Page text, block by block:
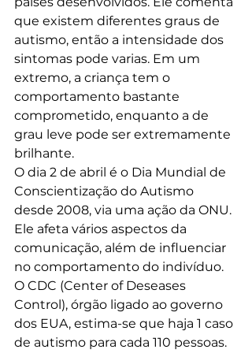
que existem diferentes graus de
autismo, então a intensidade dos
sintomas pode varias. Em um
extremo, a criança tem o
comportamento bastante
comprometido, enquanto a de
grau leve pode ser extremamente
brilhante.
O dia 2 de abril é o Dia Mundial de
Conscientização do Autismo
desde 2008, via uma ação da ONU.
Ele afeta vários aspectos da
comunicação, além de influenciar
no comportamento do indivíduo.
O CDC (Center of Deseases
Control), órgão ligado ao governo
dos EUA, estima-se que haja 1 caso
de autismo para cada 110 pessoas.